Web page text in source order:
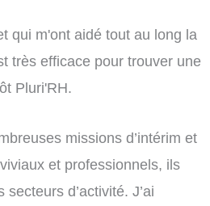
qui m'ont aidé tout au long la
très efficace pour trouver une
Pluri'RH.
missions d’intérim et
et professionnels, ils
d’activité. J’ai